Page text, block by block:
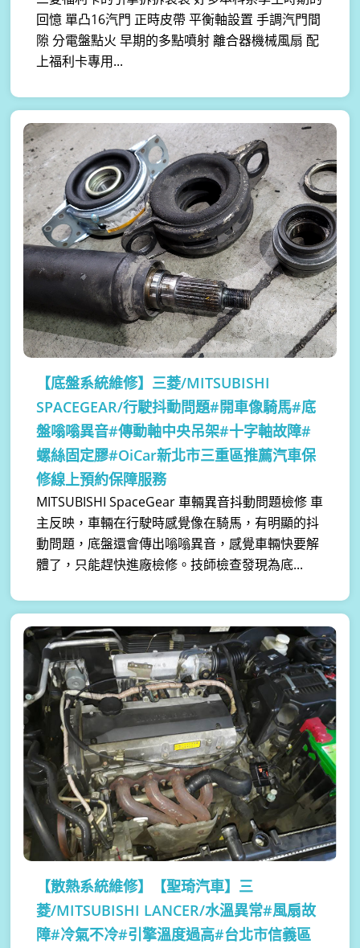
回憶 單凸16汽門 正時皮帶 平衡軸設置 手調汽門間
隙 分電盤點火 早期的多點噴射 離合器機械風扇 配
上福利卡專用...
【底盤系統維修】 三菱/MITSUBISHI
SPACEGEAR/行駛抖動問題#開車像騎馬#底
盤嗡嗡異音#傳動軸中央吊架#十字軸故障#
螺絲固定膠#OiCar新北市三重區推薦汽車保
修線上預約保障服務
MITSUBISHI SpaceGear 車輛異音抖動問題檢修 車
主反映，車輛在行駛時感覺像在騎馬，有明顯的抖
動問題，底盤還會傳出嗡嗡異音，感覺車輛快要解
體了，只能趕快進廠檢修。技師檢查發現為底...
【散熱系統維修】
【聖琦汽車】三
菱/MITSUBISHI LANCER/水溫異常#風扇故
障#冷氣不冷#引擎溫度過高#台北市信義區